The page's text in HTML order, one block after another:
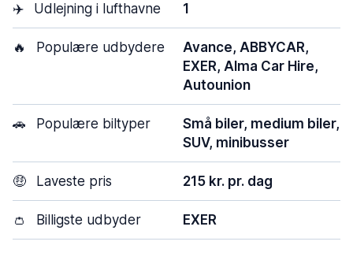
✈️ Udlejning i lufthavne 1
🔥 Populære udbydere
Avance, ABBYCAR,
EXER, Alma Car Hire,
Autounion
🚗 Populære biltyper
Små biler, medium biler,
SUV, minibusser
🤑 Laveste pris 215 kr. pr. dag
👛 Billigste udbyder EXER